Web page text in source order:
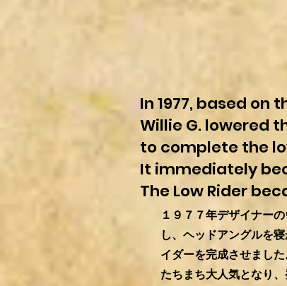
In 1977, based
Willie G. lowered
to complete the
It immediately
The Low Rider
１９７７年デザイナー
し、ヘッドアングルを
イダーを完成させました
たちまち大人気となり